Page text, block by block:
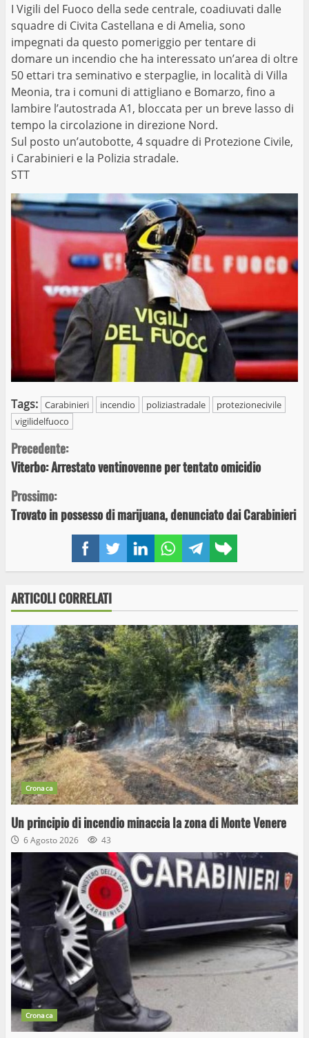
FacebookTwitterLinkedInWhatsAppTelegram
link
I Vigili del Fuoco della sede centrale, coadiuvati dalle
squadre di Civita Castellana e di Amelia, sono
impegnati da questo pomeriggio per tentare di
domare un incendio che ha interessato un’area di oltre
50 ettari tra seminativo e sterpaglie, in località di Villa
Meonia, tra i comuni di attigliano e Bomarzo, fino a
lambire l’autostrada A1, bloccata per un breve lasso di
tempo la circolazione in direzione Nord.
Sul posto un’autobotte, 4 squadre di Protezione Civile,
i Carabinieri e la Polizia stradale.
STT
Tags: Carabinieri incendio poliziastradale
protezionecivile
vigilidelfuoco
Continue
Reading
Precedente:
Viterbo: Arrestato ventinovenne per tentato omicidio
Prossimo:
Trovato in possesso di marijuana, denunciato dai Carabinieri
ARTICOLI CORRELATI
Cronaca
Un principio di incendio minaccia la zona di Monte Venere
6 Agosto 2026 43
Cronaca